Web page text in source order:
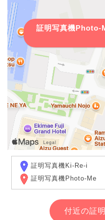
証明写真機Photo-
証明写真機Ki-Re-i
証明写真機Photo-Me
付近の証